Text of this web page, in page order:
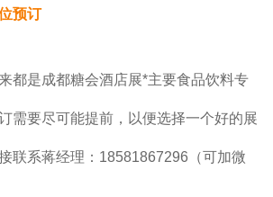
预订
都是成都糖会酒店展*主要食品饮料专
需要尽可能提前，以便选择一个好的展
联系蒋经理：18581867296（可加微